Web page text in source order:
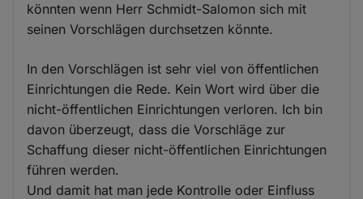
könnten wenn Herr Schmidt-Salomon sich mit
seinen Vorschlägen durchsetzen könnte.
In den Vorschlägen ist sehr viel von öffentlichen
Einrichtungen die Rede. Kein Wort wird über die
nicht-öffentlichen Einrichtungen verloren. Ich bin
davon überzeugt, dass die Vorschläge zur
Schaffung dieser nicht-öffentlichen Einrichtungen
führen werden.
Und damit hat man jede Kontrolle oder Einfluss